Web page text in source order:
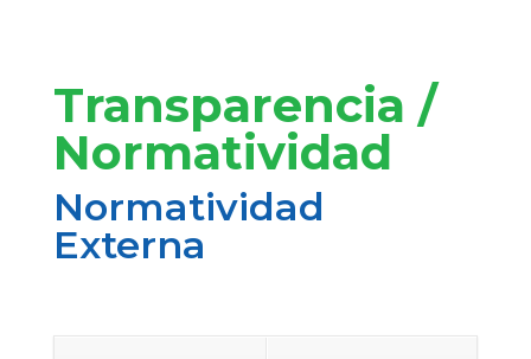
Transparencia /
Normatividad
Normatividad
Externa